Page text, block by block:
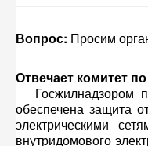
Вопрос: Просим
Отвечает комитет
Госжилнадзором
обеспечена защита
электрическими
внутридомового